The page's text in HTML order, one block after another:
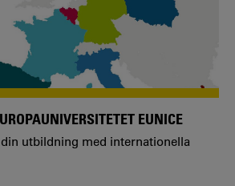
EUNICE
utbildning med internationella